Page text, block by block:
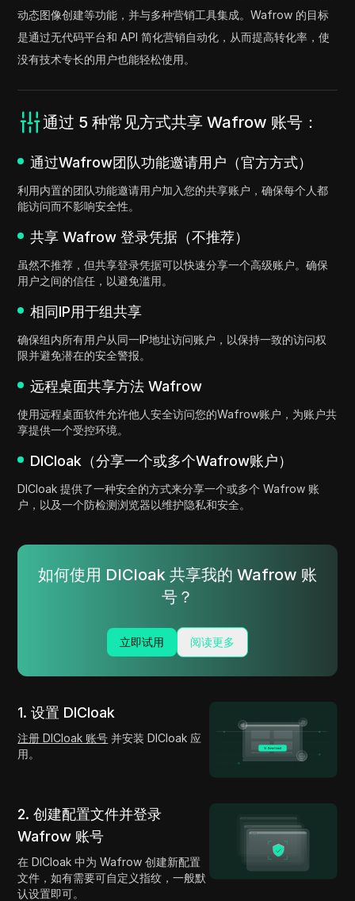
动态图像创建等功能，并与多种营销工具集成。Wafrow 的目标
是通过无代码平台和 API 简化营销自动化，从而提高转化率，使
没有技术专长的用户也能轻松使用。
通过 5 种常见方式共享 Wafrow 账号：
通过Wafrow团队功能邀请用户（官方方式）
利用内置的团队功能邀请用户加入您的共享账户，确保每个人都
能访问而不影响安全性。
共享 Wafrow 登录凭据（不推荐）
虽然不推荐，但共享登录凭据可以快速分享一个高级账户。确保
用户之间的信任，以避免滥用。
相同IP用于组共享
确保组内所有用户从同一IP地址访问账户，以保持一致的访问权
限并避免潜在的安全警报。
远程桌面共享方法 Wafrow
使用远程桌面软件允许他人安全访问您的Wafrow账户，为账户共
享提供一个受控环境。
DICloak（分享一个或多个Wafrow账户）
DICloak 提供了一种安全的方式来分享一个或多个 Wafrow 账
户，以及一个防检测浏览器以维护隐私和安全。
如何使用 DICloak 共享我的 Wafrow 账
号？
立即试用 阅读更多
1. 设置 DICloak
注册 DICloak 账号 并安装 DICloak 应
用。
2. 创建配置文件并登录
Wafrow 账号
在 DICloak 中为 Wafrow 创建新配置
文件，如有需要可自定义指纹，一般默
认设置即可。